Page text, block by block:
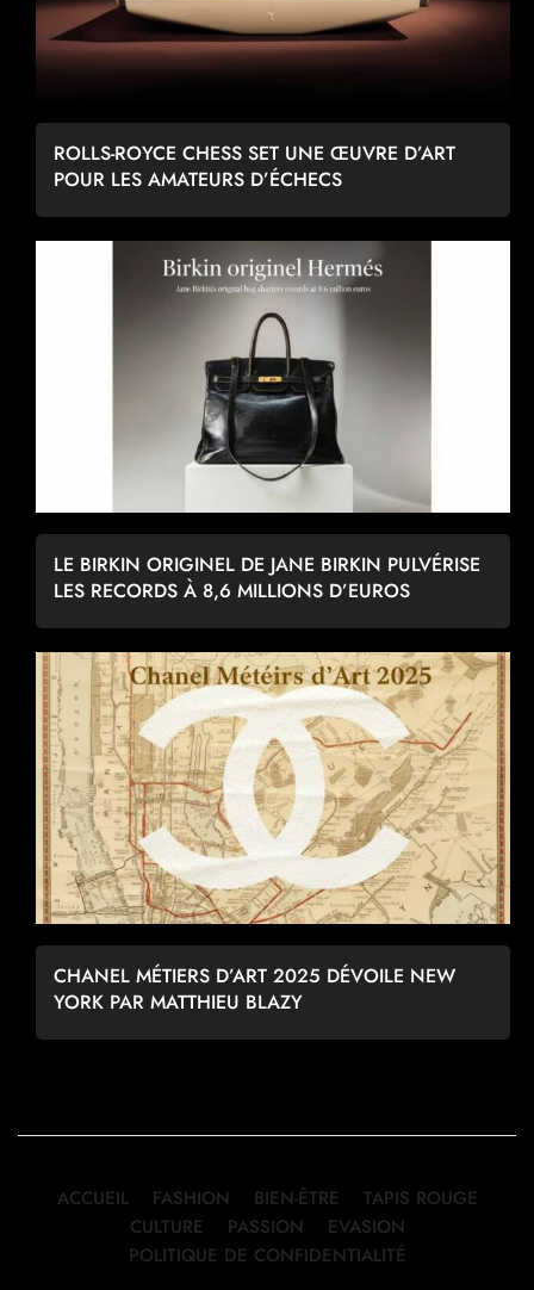
ROLLS-ROYCE CHESS SET UNE ŒUVRE D’ART
POUR LES AMATEURS D’ÉCHECS
LE BIRKIN ORIGINEL DE JANE BIRKIN PULVÉRISE
LES RECORDS À 8,6 MILLIONS D’EUROS
CHANEL MÉTIERS D’ART 2025 DÉVOILE NEW
YORK PAR MATTHIEU BLAZY
ACCUEIL FASHION BIEN-ÊTRE
TAPIS ROUGE
CULTURE
PASSION
EVASION
POLITIQUE DE CONFIDENTIALITÉ